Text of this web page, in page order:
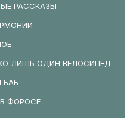
РАССКАЗЫ
ЛИШЬ ОДИН ВЕЛОСИПЕД
БАБ
ФОРОСЕ